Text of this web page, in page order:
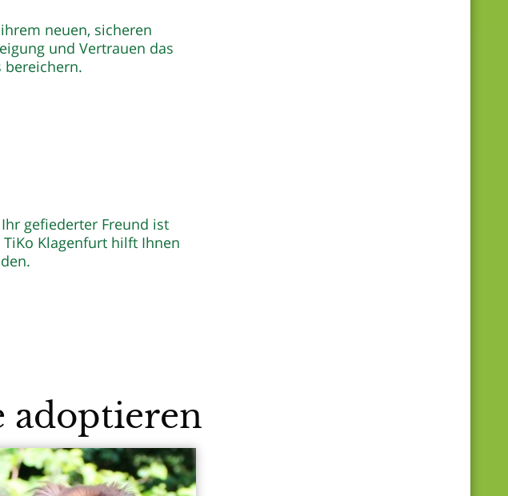
neuen, sicheren
und Vertrauen das
bereichern.
gefiederter Freund ist
Klagenfurt hilft Ihnen
adoptieren